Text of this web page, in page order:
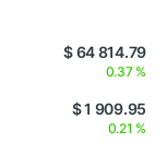
$ 64 814.79
0.37 %
$ 1 909.95
0.21 %